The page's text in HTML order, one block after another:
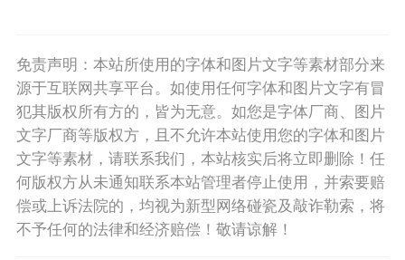
免责声明：本站所使用的字体和图片文字等素材部分来
源于互联网共享平台。如使用任何字体和图片文字有冒
犯其版权所有方的，皆为无意。如您是字体厂商、图片
文字厂商等版权方，且不允许本站使用您的字体和图片
文字等素材，请联系我们，本站核实后将立即删除！任
何版权方从未通知联系本站管理者停止使用，并索要赔
偿或上诉法院的，均视为新型网络碰瓷及敲诈勒索，将
不予任何的法律和经济赔偿！敬请谅解！